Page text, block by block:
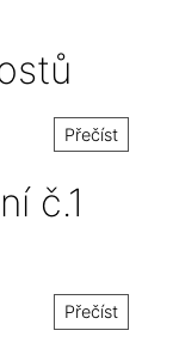
Přečíst
č.1
Přečíst